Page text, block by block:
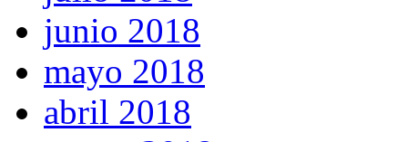
junio 2018
mayo 2018
abril 2018